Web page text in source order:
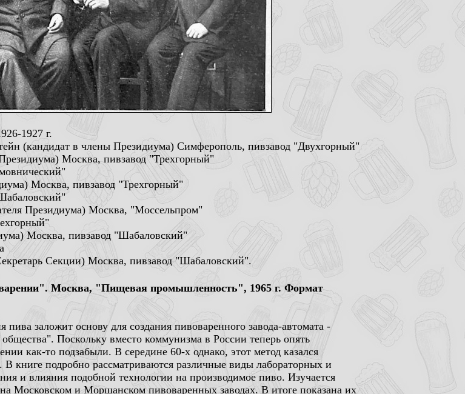
1927 г.
(кандидат в члены Президиума) Симферополь, пивзавод "Двухгорный"
Москва, пивзавод "Трехгорный"
Москва, пивзавод "Трехгорный"
Президиума) Москва, "Моссельпром"
Москва, пивзавод "Шабаловский"
Секции) Москва, пивзавод "Шабаловский".
Москва, "Пищевая промышленность", 1965 г. Формат
заложит основу для создания пивоваренного завода-автомата -
Поскольку вместо коммунизма в России теперь опять
как-то подзабыли. В середине 60-х однако, этот метод казался
книге подробно рассматриваются различные виды лабораторных и
и влияния подобной технологии на производимое пиво. Изучается
Московском и Моршанском пивоваренных заводах. В итоге показана их